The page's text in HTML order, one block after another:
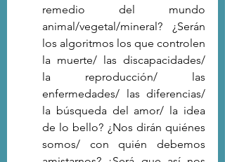
remedio del mundo
animal/vegetal/mineral? ¿Serán
los algoritmos los que controlen
la muerte/ las discapacidades/
la reproducción/ las
enfermedades/ las diferencias/
la búsqueda del amor/ la idea
de lo bello? ¿Nos dirán quiénes
somos/ con quién debemos